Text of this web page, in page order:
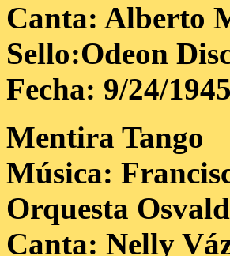
Canta: Alberto
Sello:Odeon
Fecha: 9/24/1945
Mentira Tango
Música:
Orquesta
Canta: Nelly